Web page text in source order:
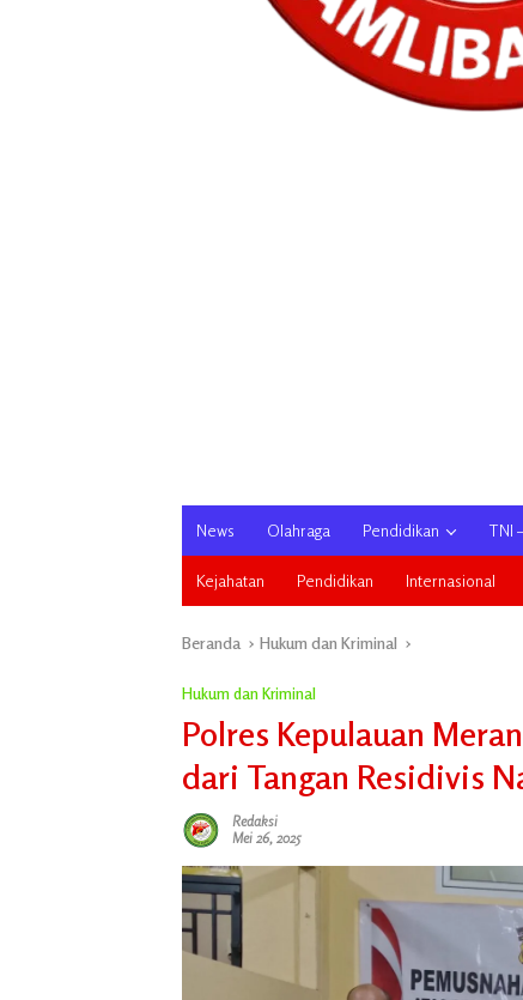
News Olahraga Pendidikan TNI
Kejahatan Pendidikan Internasional
Beranda Hukum dan Kriminal
Hukum dan Kriminal
Polres Kepulauan
dari Tangan Residivis
Redaksi
Mei 26, 2025